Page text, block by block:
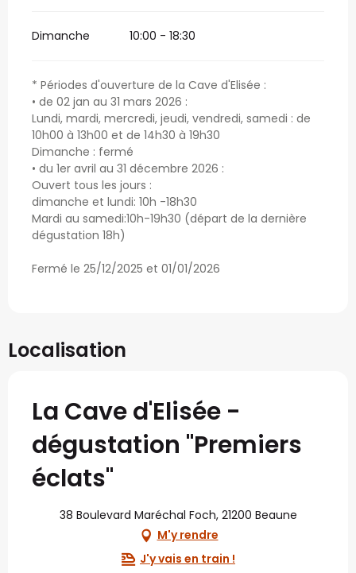
Dimanche 10:00 - 18:30
* Périodes d'ouverture de la Cave d'Elisée :
• de 02 jan au 31 mars 2026 :
Lundi, mardi, mercredi, jeudi, vendredi, samedi : de
10h00 à 13h00 et de 14h30 à 19h30
Dimanche : fermé
• du 1er avril au 31 décembre 2026 :
Ouvert tous les jours :
dimanche et lundi: 10h -18h30
Mardi au samedi:10h-19h30 (départ de la dernière
dégustation 18h)
Fermé le 25/12/2025 et 01/01/2026
Localisation
La Cave d'Elisée -
dégustation "Premiers
éclats"
38 Boulevard Maréchal Foch, 21200 Beaune
M'y rendre
J'y vais en train !